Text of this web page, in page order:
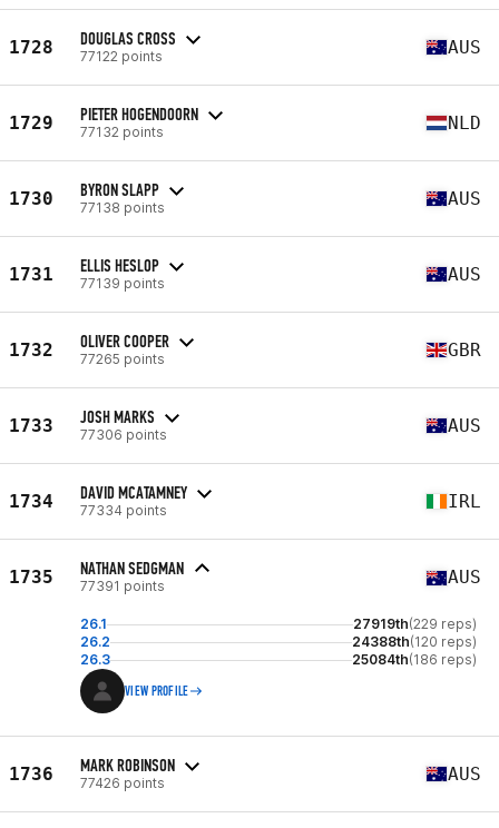
1728 DOUGLAS CROSS
77122 points AUS
1729 PIETER HOGENDOORN
77132 points NLD
1730 BYRON SLAPP
77138 points AUS
1731 ELLIS HESLOP
77139 points AUS
1732 OLIVER COOPER
77265 points GBR
1733 JOSH MARKS
77306 points AUS
1734 DAVID MCATAMNEY
77334 points IRL
1735 NATHAN SEDGMAN
77391 points AUS
26.1 27919th(229 reps)
26.2
24388th(120 reps)
26.3
25084th(186 reps)
VIEW PROFILE
1736 MARK ROBINSON
77426 points AUS